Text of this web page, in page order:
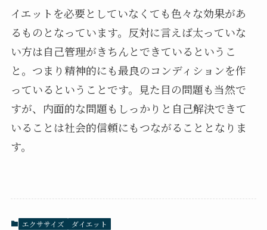
イエットを必要としていなくても色々な効果があ
るものとなっています。反対に言えば太っていな
い方は自己管理がきちんとできているというこ
と。つまり精神的にも最良のコンディションを作
っているということです。見た目の問題も当然で
すが、内面的な問題もしっかりと自己解決できて
いることは社会的信頼にもつながることとなりま
す。
エクササイズ ダイエット